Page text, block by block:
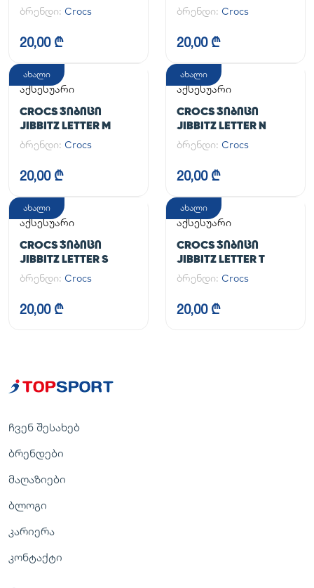
ბრენდი: Crocs
20,00 ₾
ბრენდი: Crocs
20,00 ₾
ახალი
აქსესუარი
CROCS ᲯᲘᲑᲘᲪᲘ
JIBBITZ LETTER M
ბრენდი: Crocs
20,00 ₾
ახალი
აქსესუარი
CROCS ᲯᲘᲑᲘᲪᲘ
JIBBITZ LETTER N
ბრენდი: Crocs
20,00 ₾
ახალი
აქსესუარი
CROCS ᲯᲘᲑᲘᲪᲘ
JIBBITZ LETTER S
ბრენდი: Crocs
20,00 ₾
ახალი
აქსესუარი
CROCS ᲯᲘᲑᲘᲪᲘ
JIBBITZ LETTER T
ბრენდი: Crocs
20,00 ₾
ჩვენ შესახებ
ბრენდები
მაღაზიები
ბლოგი
კარიერა
კონტაქტი